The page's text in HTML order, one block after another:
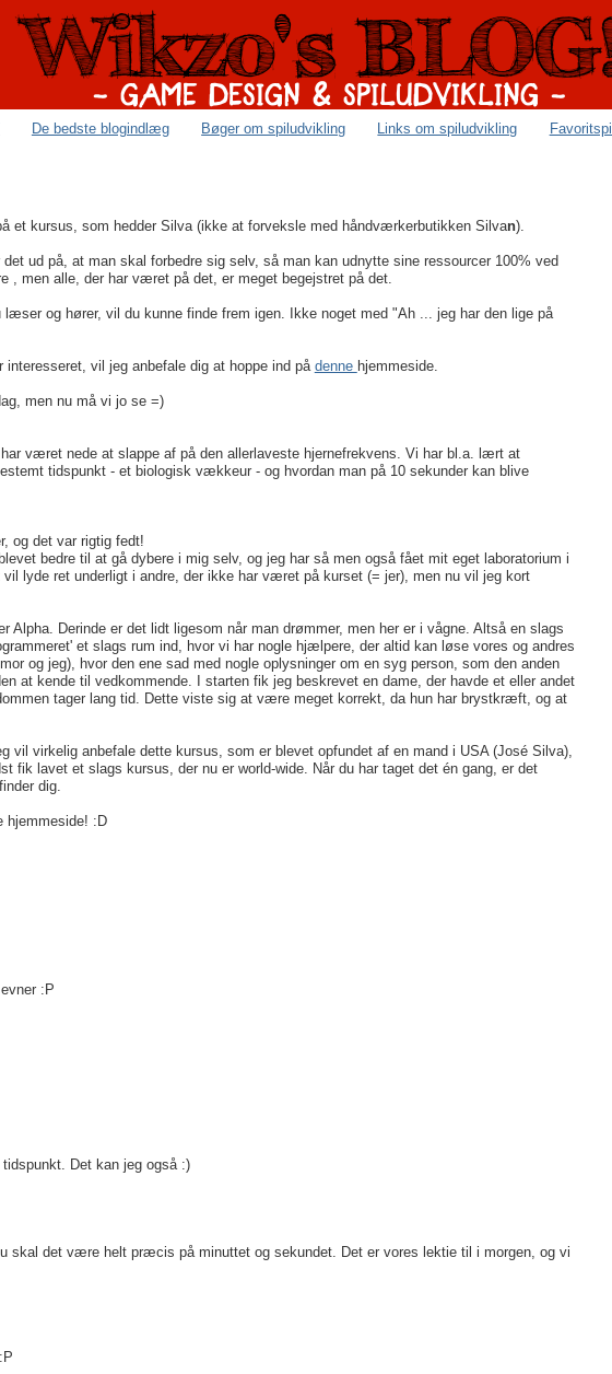
De bedste blogindlæg Bøger om spiludvikling Links om spiludvikling Favoritspil
et kursus, som hedder Silva (ikke at forveksle med håndværkerbutikken Silvan).
ud på, at man skal forbedre sig selv, så man kan udnytte sine ressourcer 100% ved
men alle, der har været på det, er meget begejstret på det.
og hører, vil du kunne finde frem igen. Ikke noget med "Ah ... jeg har den lige på
vil jeg anbefale dig at hoppe ind på denne hjemmeside.
men nu må vi jo se =)
været nede at slappe af på den allerlaveste hjernefrekvens. Vi har bl.a. lært at
tidspunkt - et biologisk vækkeur - og hvordan man på 10 sekunder kan blive
og det var rigtig fedt!
bedre til at gå dybere i mig selv, og jeg har så men også fået mit eget laboratorium i
lyde ret underligt i andre, der ikke har været på kurset (= jer), men nu vil jeg kort
Alpha. Derinde er det lidt ligesom når man drømmer, men her er i vågne. Altså en slags
et slags rum ind, hvor vi har nogle hjælpere, der altid kan løse vores og andres
og jeg), hvor den ene sad med nogle oplysninger om en syg person, som den anden
at kende til vedkommende. I starten fik jeg beskrevet en dame, der havde et eller andet
tager lang tid. Dette viste sig at være meget korrekt, da hun har brystkræft, og at
vil virkelig anbefale dette kursus, som er blevet opfundet af en mand i USA (José Silva),
fik lavet et slags kursus, der nu er world-wide. Når du har taget det én gang, er det
dig.
:D
:P
Det kan jeg også :)
skal det være helt præcis på minuttet og sekundet. Det er vores lektie til i morgen, og vi